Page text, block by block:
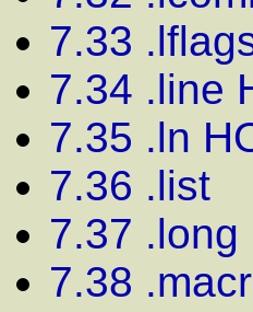
7.33
7.34
7.35 .ln
7.36 .list
7.37
7.38